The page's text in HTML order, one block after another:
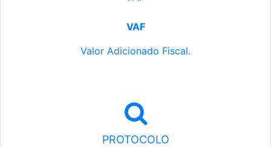
VAF
Valor Adicionado Fiscal.
PROTOCOLO